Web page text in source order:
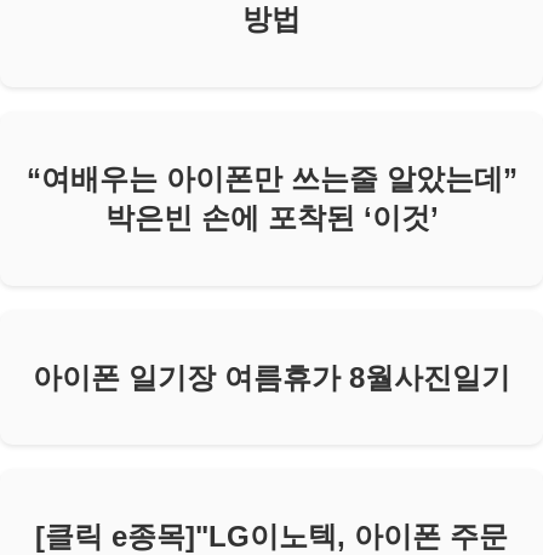
방법
“여배우는 아이폰만 쓰는줄 알았는데”
박은빈 손에 포착된 ‘이것’
아이폰 일기장 여름휴가 8월사진일기
[클릭 e종목]"LG이노텍, 아이폰 주문